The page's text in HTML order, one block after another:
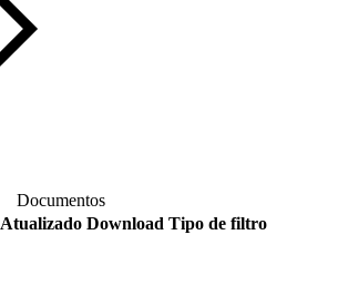
Documentos
Atualizado Download Tipo de filtro